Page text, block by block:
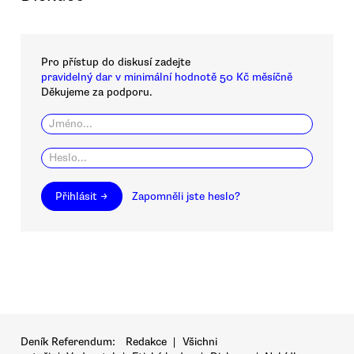
Pro přístup do diskusí zadejte
pravidelný dar v minimální hodnotě 50 Kč měsíčně
Děkujeme za podporu.
Přihlásit → Zapomněli jste heslo?
Deník Referendum: Redakce | Všichni